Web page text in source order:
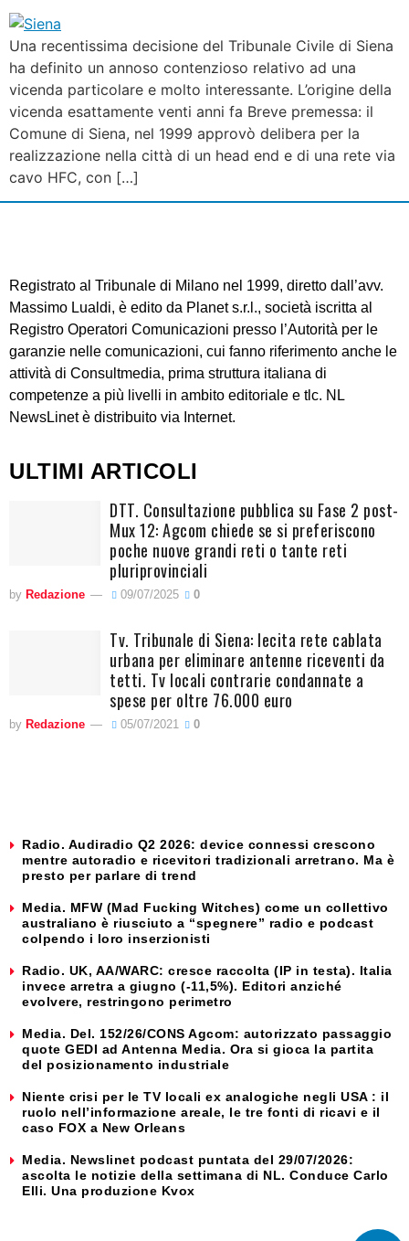
Una recentissima decisione del Tribunale Civile di Siena
ha definito un annoso contenzioso relativo ad una
vicenda particolare e molto interessante. L’origine della
vicenda esattamente venti anni fa Breve premessa: il
Comune di Siena, nel 1999 approvò delibera per la
realizzazione nella città di un head end e di una rete via
cavo HFC, con […]
Registrato al Tribunale di Milano nel 1999, diretto dall’avv.
Massimo Lualdi, è edito da Planet s.r.l., società iscritta al
Registro Operatori Comunicazioni presso l’Autorità per le
garanzie nelle comunicazioni, cui fanno riferimento anche le
attività di Consultmedia, prima struttura italiana di
competenze a più livelli in ambito editoriale e tlc. NL
NewsLinet è distribuito via Internet.
ULTIMI ARTICOLI
DTT. Consultazione pubblica su Fase 2 post-
Mux 12: Agcom chiede se si preferiscono
poche nuove grandi reti o tante reti
pluriprovinciali
by Redazione 09/07/2025 0
Tv. Tribunale di Siena: lecita rete cablata
urbana per eliminare antenne riceventi da
tetti. Tv locali contrarie condannate a
spese per oltre 76.000 euro
by Redazione 05/07/2021 0
Radio. Audiradio Q2 2026: device connessi crescono
mentre autoradio e ricevitori tradizionali arretrano. Ma è
presto per parlare di trend
Media. MFW (Mad Fucking Witches) come un collettivo
australiano è riusciuto a “spegnere” radio e podcast
colpendo i loro inserzionisti
Radio. UK, AA/WARC: cresce raccolta (IP in testa). Italia
invece arretra a giugno (-11,5%). Editori anziché
evolvere, restringono perimetro
Media. Del. 152/26/CONS Agcom: autorizzato passaggio
quote GEDI ad Antenna Media. Ora si gioca la partita
del posizionamento industriale
Niente crisi per le TV locali ex analogiche negli USA : il
ruolo nell’informazione areale, le tre fonti di ricavi e il
caso FOX a New Orleans
Media. Newslinet podcast puntata del 29/07/2026:
ascolta le notizie della settimana di NL. Conduce Carlo
Elli. Una produzione Kvox